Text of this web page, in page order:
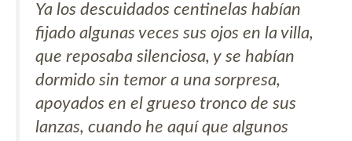
Ya los descuidados centinelas habían
fijado algunas veces sus ojos en la villa,
que reposaba silenciosa, y se habían
dormido sin temor a una sorpresa,
apoyados en el grueso tronco de sus
lanzas, cuando he aquí que algunos